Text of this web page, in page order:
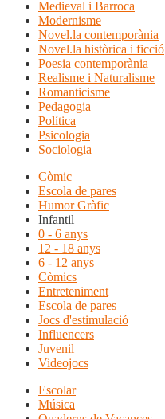
Medieval i Barroca
Modernisme
Novel.la contemporània
Novel.la històrica i ficció
Poesia contemporània
Realisme i Naturalisme
Romanticisme
Pedagogia
Política
Psicologia
Sociologia
Còmic
Escola de pares
Humor Gràfic
Infantil
0 - 6 anys
12 - 18 anys
6 - 12 anys
Còmics
Entreteniment
Escola de pares
Jocs d'estimulació
Influencers
Juvenil
Videojocs
Escolar
Música